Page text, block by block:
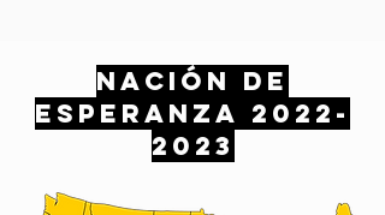
NACIÓN DE
ESPERANZA 2022-
2023